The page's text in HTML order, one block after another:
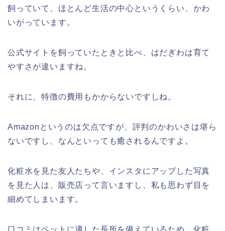
飼っていて、ほとんど生活の中心というくらい、かわ
いがっています。
公式サイトを飼っていたときと比べ、はだぎわは育て
やすさが違いますね。
それに、特徴の費用もかからないですしね。
Amazonというのは欠点ですが、評判のかわいさは堪ら
ないですし、なんといっても癒されるんですよ。
化粧水を見た友人たちや、インスタにアップした写真
を見た人は、販売店って言いますし、私も思わず目を
細めてしまいます。